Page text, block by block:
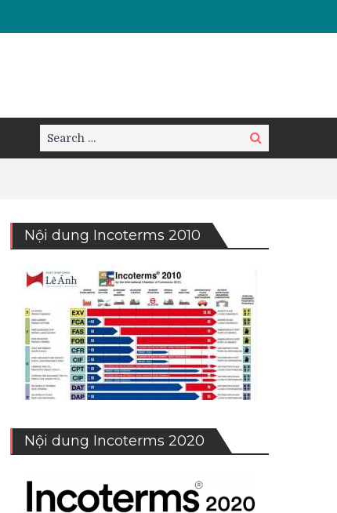
Search
for:
Search
Nội dung Incoterms 2010
Nội dung Incoterms 2020